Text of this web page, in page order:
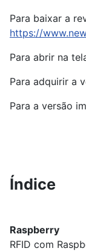
Para baixar a
https://
Para abrir na
Para adquirir a
Para a versão
Índice
Raspberry
RFID com